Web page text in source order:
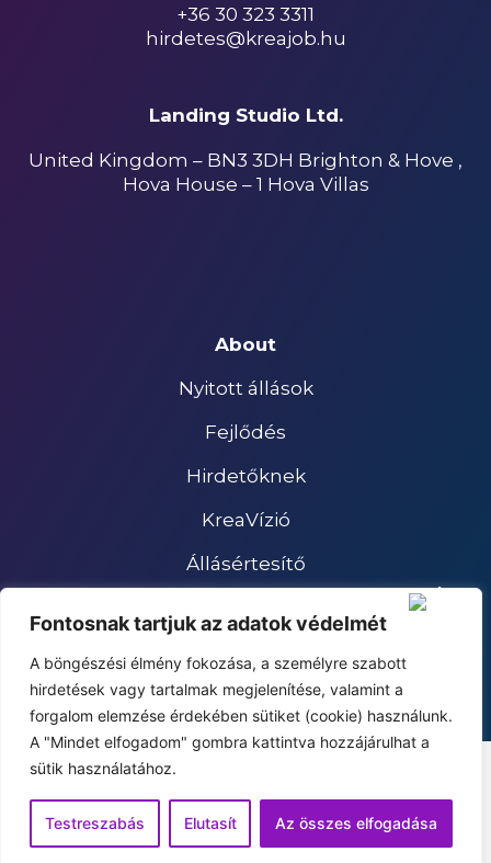
Fontosnak tartjuk az adatok védelmét
A böngészési élmény fokozása, a személyre szabott
hirdetések vagy tartalmak megjelenítése, valamint a
forgalom elemzése érdekében sütiket (cookie) használunk.
A "Mindet elfogadom" gombra kattintva hozzájárulhat a
sütik használatához.
Testreszabás Elutasít Az összes elfogadása
+36 30 323 3311
hirdetes@kreajob.hu
Landing Studio Ltd.
United Kingdom – BN3 3DH Brighton & Hove ,
Hova House – 1 Hova Villas
About
Nyitott állások
Fejlődés
Hirdetőknek
KreaVízió
Állásértesítő
Adatkezelési tájékoztató